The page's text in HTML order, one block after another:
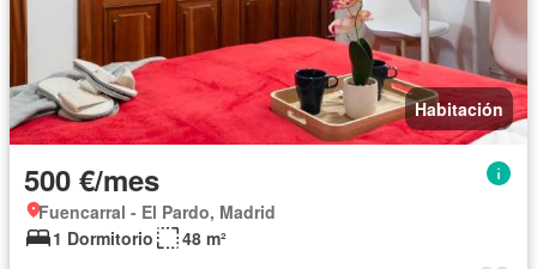
Habitación
500 €/mes
Fuencarral - El Pardo, Madrid
1 Dormitorio
48 m²